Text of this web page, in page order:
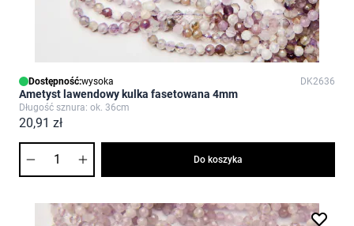
Dostępność:wysoka DK2636
Ametyst lawendowy kulka fasetowana 4mm
Długość sznura: ok. 36cm
20,91 zł
Do koszyka